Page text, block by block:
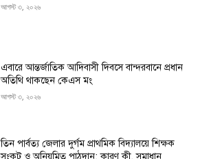
আগস্ট ৩, ২০২৬
এবারে আন্তর্জাতিক আদিবাসী দিবসে বান্দরবানে প্রধান
অতিথি থাকছেন কেএস মং
আগস্ট ৩, ২০২৬
তিন পার্বত্য জেলার দুর্গম প্রাথমিক বিদ্যালয়ে শিক্ষক